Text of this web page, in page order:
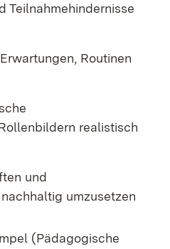
Teilnahmehindernisse
Routinen
realistisch
und
umzusetzen
(Pädagogische